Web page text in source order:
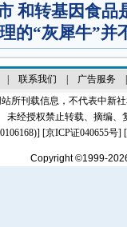
和转基因食品
的“灰犀牛”并
联系我们 广告服务
所刊载信息，不代表中新
未经授权禁止转载、摘编、
] [京ICP证040655号]
Copyright ©1999-